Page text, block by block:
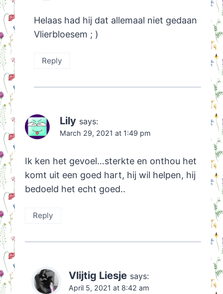
Helaas had hij dat allemaal niet gedaan
Vlierbloesem ; )
Reply
Lily says:
March 29, 2021 at 1:49 pm
Ik ken het gevoel…sterkte en onthou het
komt uit een goed hart, hij wil helpen, hij
bedoeld het echt goed..
Reply
Vlijtig Liesje says:
April 5, 2021 at 8:42 am